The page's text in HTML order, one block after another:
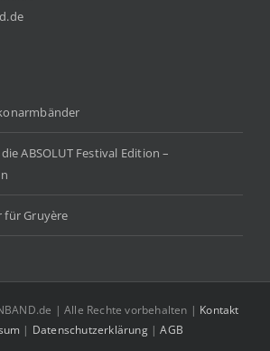
ABSOLUT Festival Edition –
für Gruyère
| Alle Rechte vorbehalten | Kontakt
| Datenschutzerklärung|AGB